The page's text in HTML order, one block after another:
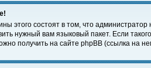
этого состоят в том, что
нужный вам языковый пакет. Если
получить на сайте phpBB (ссылка на